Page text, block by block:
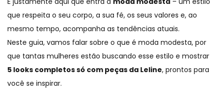
que respeita o seu corpo, a sua fé, os seus valores e, ao
mesmo tempo, acompanha as tendências atuais.
Neste guia, vamos falar sobre o que é moda modesta, por
que tantas mulheres estão buscando esse estilo e mostrar
5 looks completos só com peças da Leline, prontos para
você se inspirar.